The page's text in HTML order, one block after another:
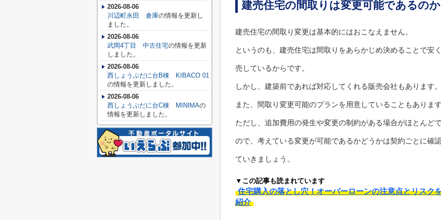
建売住宅の間取りは変更可能であるのか
建売住宅の間取り変更は基本的にはおこなえません。
というのも、建売住宅は間取りをあらかじめ決めることで安
売しているからです。
しかし、建築前であれば対応してくれる販売会社もあります。
また、間取り変更可能のプランを用意していることもあります
ただし、追加費用の発生や変更の制約がある場合がほとんど
ので、考えている変更が可能であるかどうかは契約ごとに確
ていきましょう。
▼この記事も読まれています
住宅購入の落とし穴！オーバーローンの注意点とリスク
紹介
2026-08-06
川辺町永田 倉庫の情報を更新し
ました。
2026-08-06
武岡4丁目 中古住宅の情報を更新
しました。
2026-08-06
西しょうぶだに台B棟 KIBACO 01
の情報を更新しました。
2026-08-06
西しょうぶだに台C棟 MINIMAの
情報を更新しました。